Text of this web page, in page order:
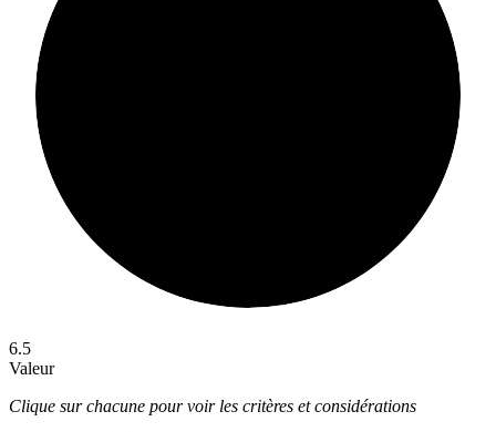
6.5
Valeur
Clique sur chacune pour voir les critères et considérations